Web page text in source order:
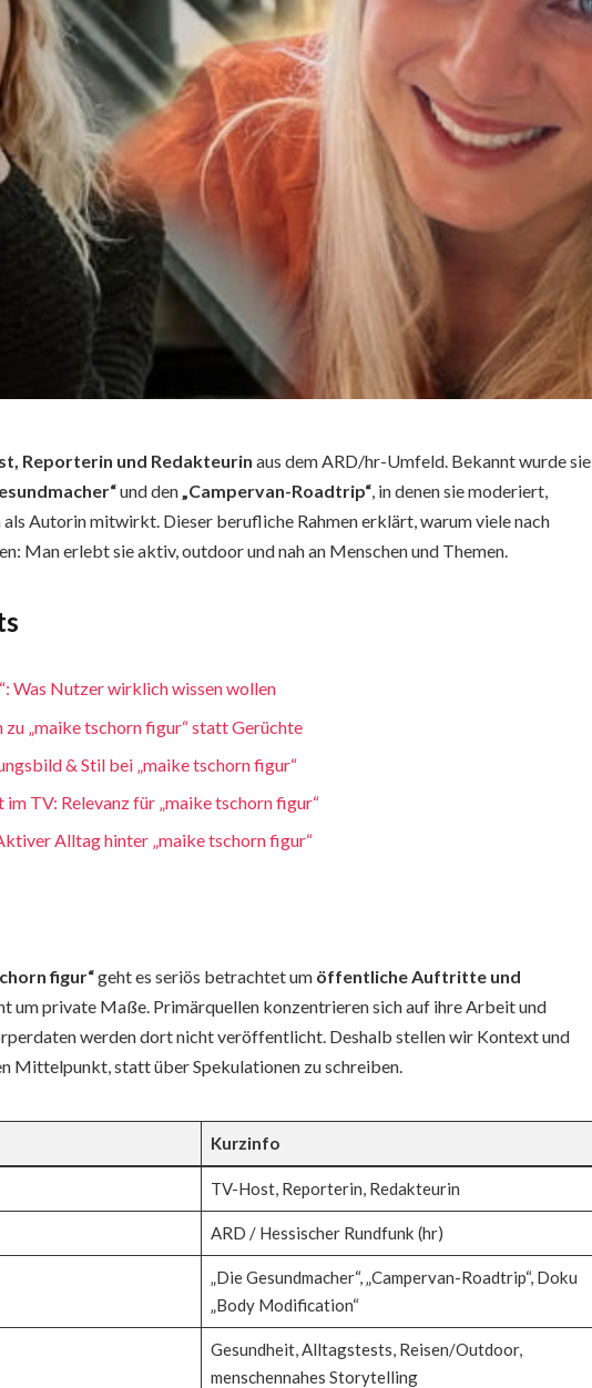
Reporterin und Redakteurin aus dem ARD/hr-Umfeld. Bekannt wurde sie
und den„Campervan-Roadtrip“, in denen sie moderiert,
Autorin mitwirkt. Dieser berufliche Rahmen erklärt, warum viele nach
Man erlebt sie aktiv, outdoor und nah an Menschen und Themen.
Was Nutzer wirklich wissen wollen
„maike tschorn figur“ statt Gerüchte
& Stil bei „maike tschorn figur“
im TV: Relevanz für „maike tschorn figur“
Alltag hinter „maike tschorn figur“
figur“geht es seriös betrachtet um öffentliche Auftritte und
um private Maße. Primärquellen konzentrieren sich auf ihre Arbeit und
werden dort nicht veröffentlicht. Deshalb stellen wir Kontext und
Mittelpunkt, statt über Spekulationen zu schreiben.
Kurzinfo
TV-Host, Reporterin, Redakteurin
ARD / Hessischer Rundfunk (hr)
„Die Gesundmacher“, „Campervan-Roadtrip“, Doku
„Body Modification“
Gesundheit, Alltagstests, Reisen/Outdoor,
menschennahes Storytelling